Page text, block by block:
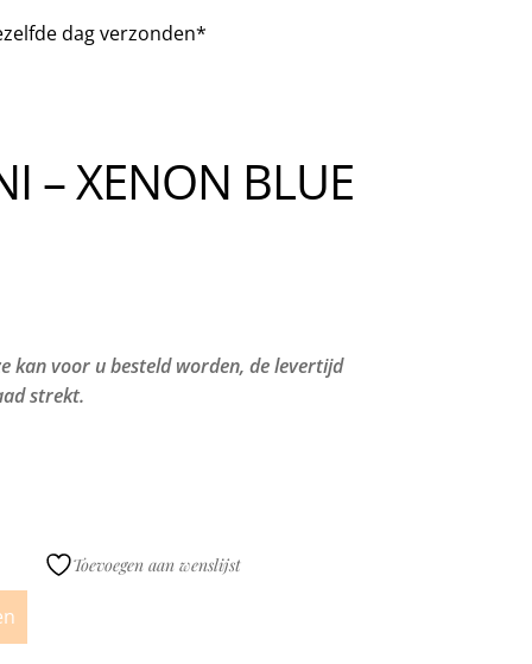
Cart
dag verzonden*
– XENON BLUE
kan voor u besteld worden, de levertijd
strekt.
Toevoegen aan wenslijst